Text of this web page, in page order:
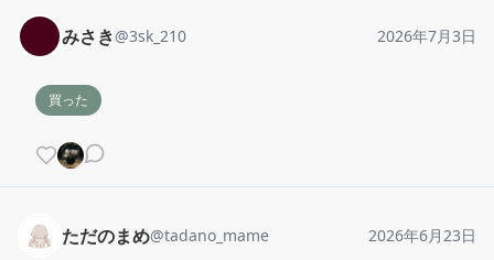
みさき@3sk_210 2026年7月3日
買った
ただのまめ@tadano_mame 2026年6月23日